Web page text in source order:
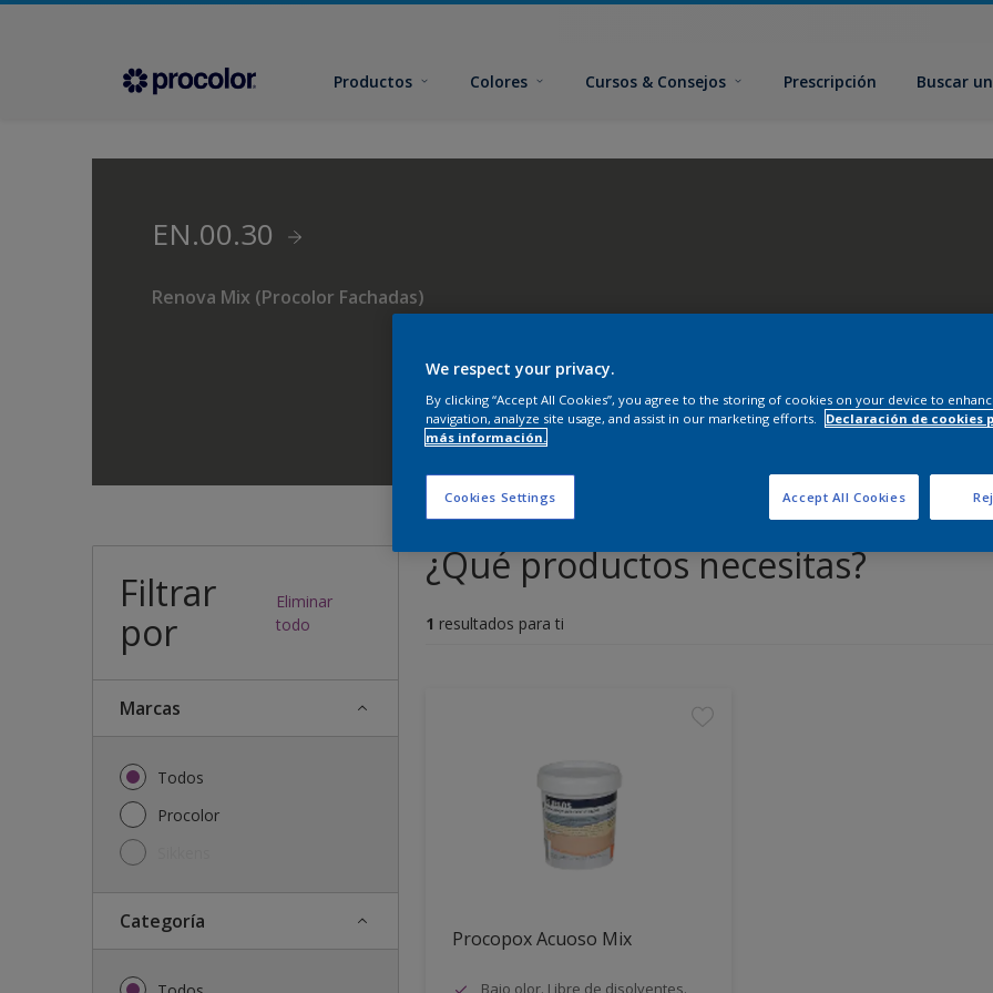
Productos Colores Cursos & Consejos Prescripción Buscar
EN.00.30
Renova Mix (Procolor Fachadas)
Filtrar
por
Eliminar
todo
Marcas
Todos
Procolor
Categoría
¿Qué productos necesitas?
1 resultados para ti
Procopox Acuoso Mix
Bajo olor. Libre de disolventes.
We respect your privacy.
By clicking “Accept All Cookies”, you agree to the storing of cookies on your device to
navigation, analyze site usage, and assist in our marketing efforts.
Declaración de cookies
más información.
Cookies Settings Accept All Cookies